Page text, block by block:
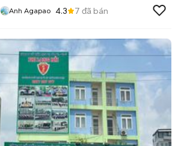
Anh Agapao 4.3 7 đã bán